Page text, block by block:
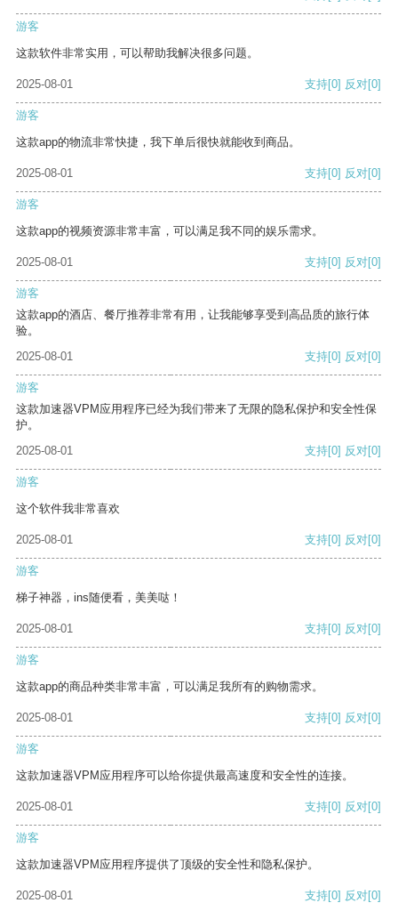
游客
这款软件非常实用，可以帮助我解决很多问题。
2025-08-01 支持[0] 反对[0]
游客
这款app的物流非常快捷，我下单后很快就能收到商品。
2025-08-01 支持[0] 反对[0]
游客
这款app的视频资源非常丰富，可以满足我不同的娱乐需求。
2025-08-01 支持[0] 反对[0]
游客
这款app的酒店、餐厅推荐非常有用，让我能够享受到高品质的旅行体
验。
2025-08-01
支持[0] 反对[0]
游客
这款加速器VPM应用程序已经为我们带来了无限的隐私保护和安全性保
护。
2025-08-01
支持[0] 反对[0]
游客
这个软件我非常喜欢
2025-08-01 支持[0] 反对[0]
游客
梯子神器，ins随便看，美美哒！
2025-08-01 支持[0] 反对[0]
游客
这款app的商品种类非常丰富，可以满足我所有的购物需求。
2025-08-01 支持[0] 反对[0]
游客
这款加速器VPM应用程序可以给你提供最高速度和安全性的连接。
2025-08-01 支持[0] 反对[0]
游客
这款加速器VPM应用程序提供了顶级的安全性和隐私保护。
2025-08-01 支持[0] 反对[0]